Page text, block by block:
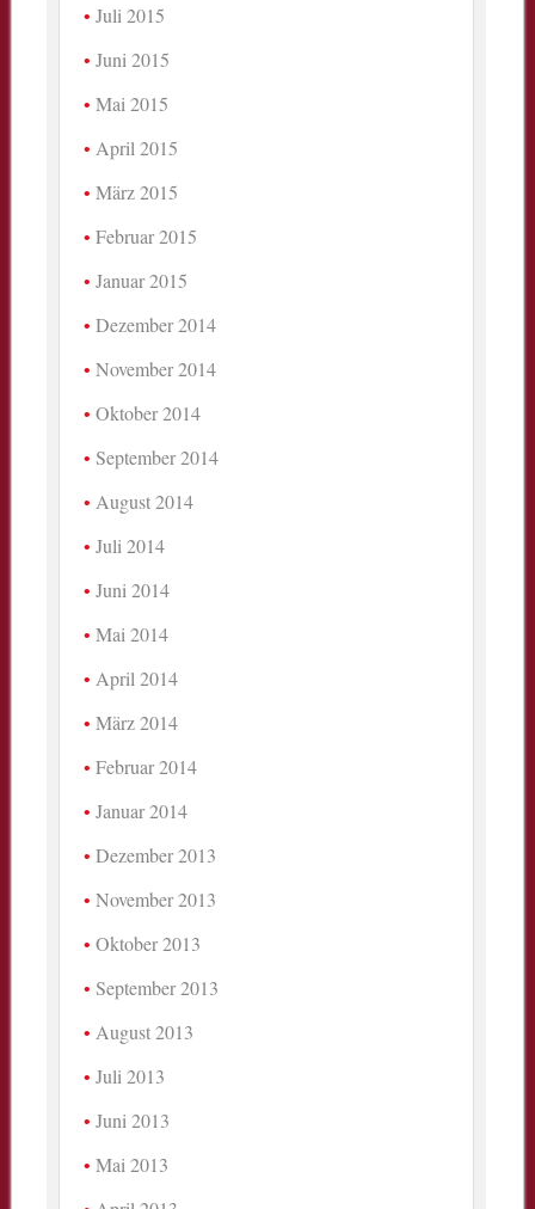
Juli 2015
Juni 2015
Mai 2015
April 2015
März 2015
Februar 2015
Januar 2015
Dezember 2014
November 2014
Oktober 2014
September 2014
August 2014
Juli 2014
Juni 2014
Mai 2014
April 2014
März 2014
Februar 2014
Januar 2014
Dezember 2013
November 2013
Oktober 2013
September 2013
August 2013
Juli 2013
Juni 2013
Mai 2013